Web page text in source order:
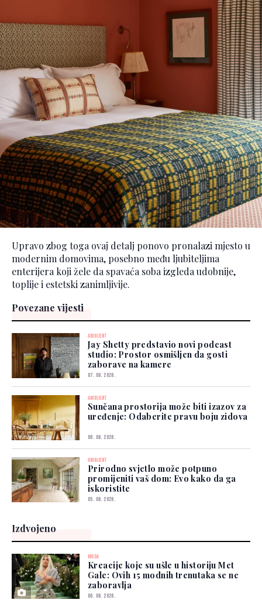
Upravo zbog toga ovaj detalj ponovo pronalazi mjesto u
modernim domovima, posebno među ljubiteljima
enterijera koji žele da spavaća soba izgleda udobnije,
toplije i estetski zanimljivije.
Povezane vijesti
AMBIJENT
Jay Shetty predstavio novi podcast
studio: Prostor osmišljen da gosti
zaborave na kamere
07. 08. 2026.
AMBIJENT
Sunčana prostorija može biti izazov za
uređenje: Odaberite pravu boju zidova
06. 08. 2026.
AMBIJENT
Prirodno svjetlo može potpuno
promijeniti vaš dom: Evo kako da ga
iskoristite
05. 08. 2026.
Izdvojeno
MODA
Kreacije koje su ušle u historiju Met
Gale: Ovih 15 modnih trenutaka se ne
zaboravlja
06. 08. 2026.